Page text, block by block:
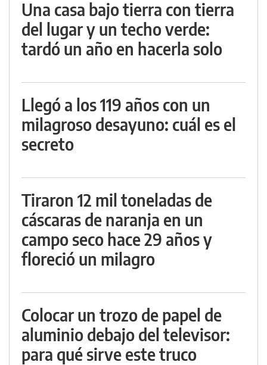
Una casa bajo tierra con tierra
del lugar y un techo verde:
tardó un año en hacerla solo
Llegó a los 119 años con un
milagroso desayuno: cuál es el
secreto
Tiraron 12 mil toneladas de
cáscaras de naranja en un
campo seco hace 29 años y
floreció un milagro
Colocar un trozo de papel de
aluminio debajo del televisor:
para qué sirve este truco